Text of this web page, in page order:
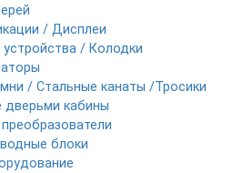
/ Дисплеи
/ Колодки
/ Стальные канаты /Тросики
дверьми кабины
блоки